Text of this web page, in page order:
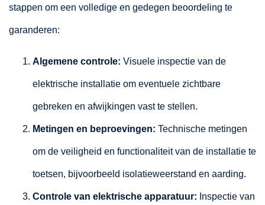
stappen om een volledige en gedegen beoordeling te
garanderen:
Algemene controle: Visuele inspectie van de
elektrische installatie om eventuele zichtbare
gebreken en afwijkingen vast te stellen.
Metingen en beproevingen: Technische metingen
om de veiligheid en functionaliteit van de installatie te
toetsen, bijvoorbeeld isolatieweerstand en aarding.
Controle van elektrische apparatuur: Inspectie van